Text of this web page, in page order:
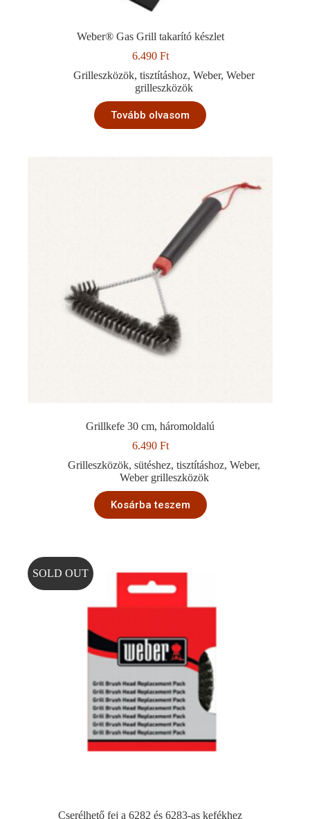
Weber® Gas Grill takarító készlet
6.490 Ft
Grilleszközök,tisztításhoz,Weber,Weber
grilleszközök
Tovább olvasom
Grillkefe 30 cm, háromoldalú
6.490 Ft
Grilleszközök,sütéshez,tisztításhoz,Weber,
Weber grilleszközök
Kosárba teszem
SOLD OUT
Cserélhető fej a 6282 és 6283-as kefékhez